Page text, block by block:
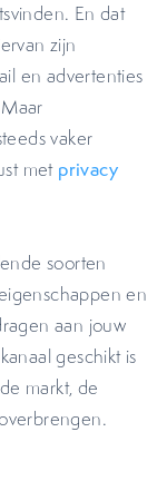
En dat
zijn
en advertenties
Maar
vaker
met privacy
soorten
en
aan jouw
geschikt is
markt, de